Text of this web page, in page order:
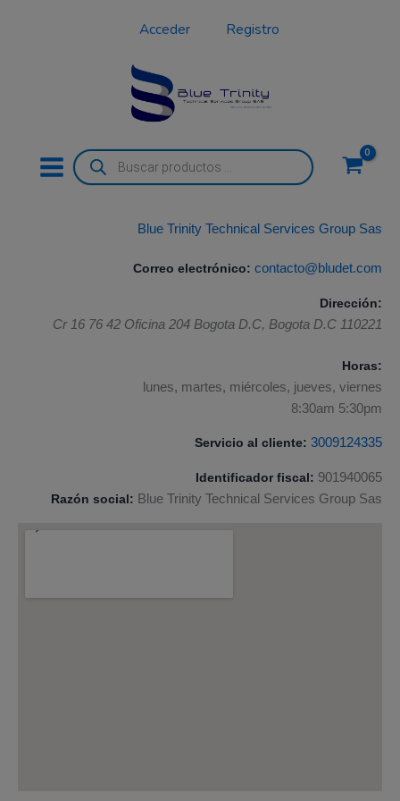
Acceder Registro
Búsqueda
de
productos
Blue Trinity Technical Services Group Sas
Correo electrónico: contacto@bludet.com
Dirección:
Cr 16 76 42 Oficina 204 Bogota D.C, Bogota D.C 110221
Horas:
lunes, martes, miércoles, jueves, viernes
8:30am 5:30pm
Servicio al cliente: 3009124335
Identificador fiscal: 901940065
Razón social: Blue Trinity Technical Services Group Sas